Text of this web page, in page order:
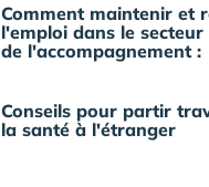
Comment maintenir et
l'emploi dans le
de l'accompagnement :
Conseils pour partir
la santé à l'étranger